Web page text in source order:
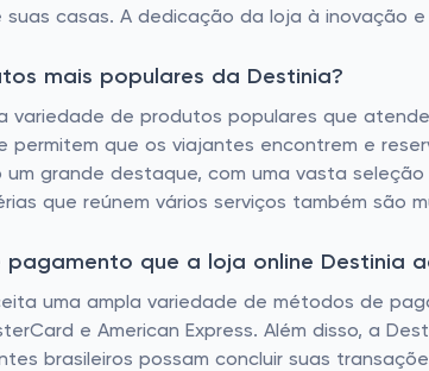
casas. A dedicação da loja à inovação
mais populares da Destinia?
variedade de produtos populares que
permitem que os viajantes encontrem e
grande destaque, com uma vasta
que reúnem vários serviços também são
pagamento que a loja online Destinia
uma ampla variedade de métodos de
e American Express. Além disso, a
brasileiros possam concluir suas